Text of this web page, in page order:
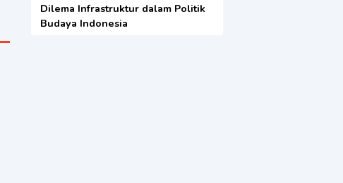
Dilema Infrastruktur dalam Politik
Budaya Indonesia